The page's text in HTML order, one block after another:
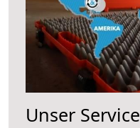
Unser